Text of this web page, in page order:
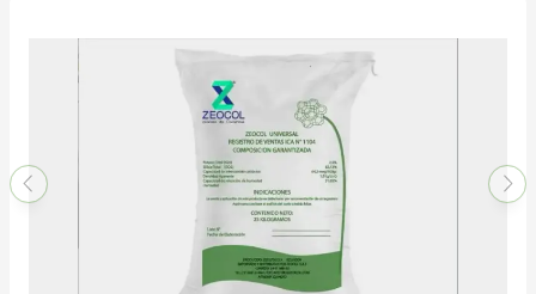
Política de devoluciones
Política de privacidad
Cuenta